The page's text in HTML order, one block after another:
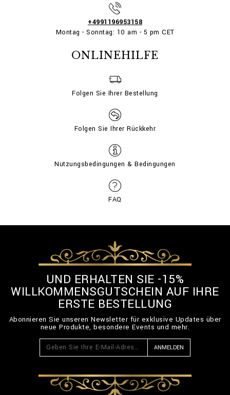
+4991196953158
Montag - Sonntag: 10 am - 5 pm CET
ONLINEHILFE
Folgen Sie Ihrer Bestellung
Folgen Sie Ihrer Rückkehr
Nutzungsbedingungen & Bedingungen
FAQ
UND ERHALTEN SIE -15%
WILLKOMMENSGUTSCHEIN AUF IHRE
ERSTE BESTELLUNG
Abonnieren Sie unseren Newsletter für exklusive Updates über
neue Produkte, besondere Events und mehr.
ANMELDEN